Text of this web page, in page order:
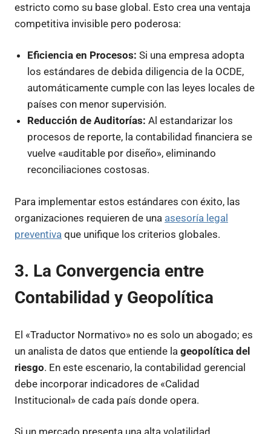
estricto como su base global. Esto crea una ventaja
competitiva invisible pero poderosa:
Eficiencia en Procesos: Si una empresa adopta
los estándares de debida diligencia de la OCDE,
automáticamente cumple con las leyes locales de
países con menor supervisión.
Reducción de Auditorías: Al estandarizar los
procesos de reporte, la contabilidad financiera se
vuelve «auditable por diseño», eliminando
reconciliaciones costosas.
Para implementar estos estándares con éxito, las
organizaciones requieren de una asesoría legal
preventiva que unifique los criterios globales.
3. La Convergencia entre
Contabilidad y Geopolítica
El «Traductor Normativo» no es solo un abogado; es
un analista de datos que entiende la geopolítica del
riesgo. En este escenario, la contabilidad gerencial
debe incorporar indicadores de «Calidad
Institucional» de cada país donde opera.